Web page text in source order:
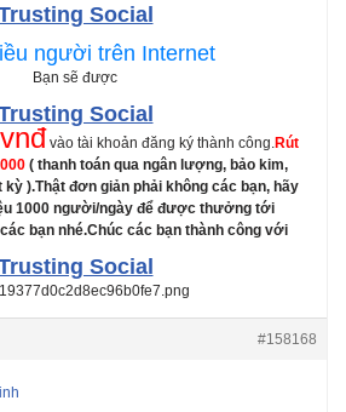
Social
người trên Internet
Bạn sẽ được
Social
vào tài khoản đăng ký thành công. Rút
( thanh toán qua ngân lượng, bảo kim,
kỳ ).Thật đơn giản phải không các bạn, hãy
1000 người/ngày để được thưởng tới
bạn nhé.Chúc các bạn thành công với
Social
#158168